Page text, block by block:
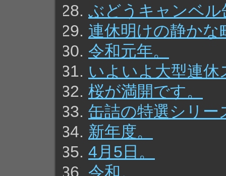
ぶどうキャンベ
連休明けの静かな
令和元年。
いよいよ大型連
桜が満開です。
缶詰の特選シリー
新年度。
4月5日。
令和。